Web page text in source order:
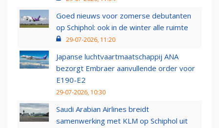
Goed nieuws voor zomerse debutanten
op Schiphol: ook in de winter alle ruimte
29-07-2026, 11:20
Japanse luchtvaartmaatschappij ANA
bezorgt Embraer aanvullende order voor
E190-E2
29-07-2026, 10:30
Saudi Arabian Airlines breidt
samenwerking met KLM op Schiphol uit